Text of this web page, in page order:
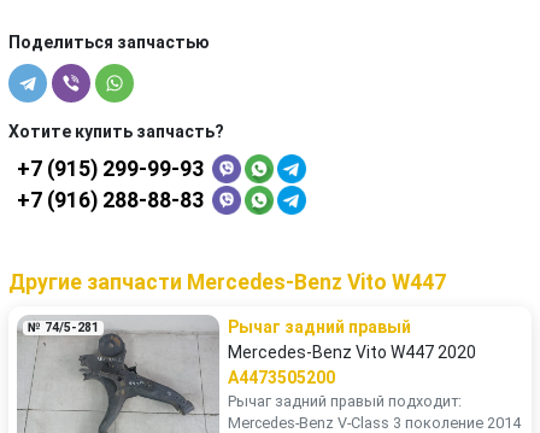
Поделиться запчастью
Хотите купить запчасть?
+7 (915) 299-99-93
+7 (916) 288-88-83
Другие запчасти Mercedes-Benz Vito W447
№ 74/5-281
Рычаг задний правый
Mercedes-Benz Vito W447 2020
A4473505200
Рычаг задний правый подходит:
Mercedes-Benz V-Class 3 поколение 2014